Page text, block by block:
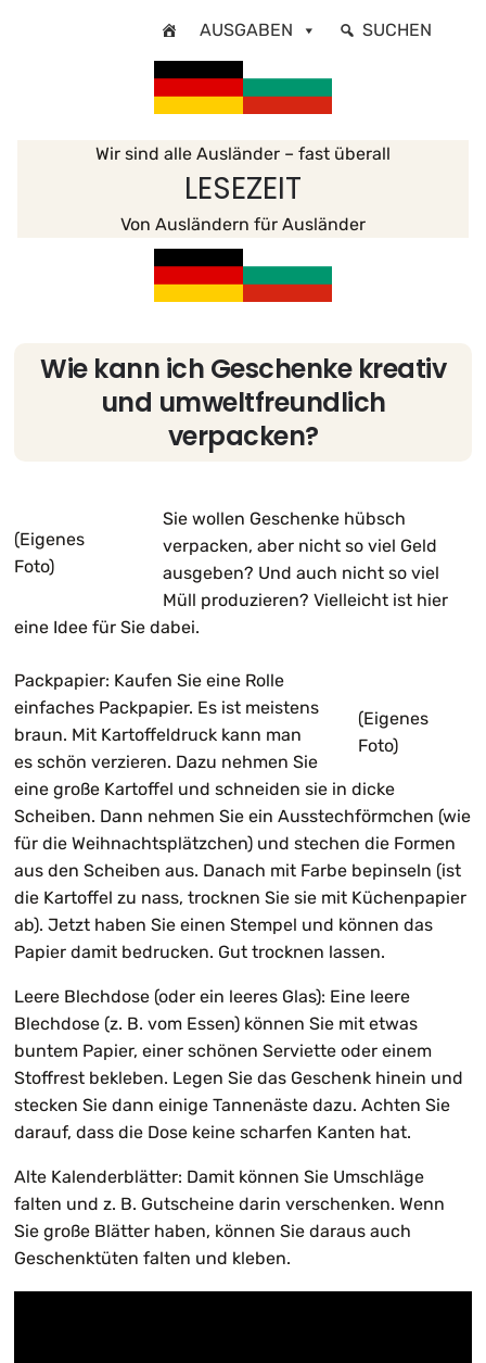
AUSGABEN SUCHEN
Wir sind alle Ausländer – fast überall
LESEZEIT
Von Ausländern für Ausländer
Wie kann ich Geschenke kreativ
und umweltfreundlich
verpacken?
(Eigenes
Foto)
Sie wollen Geschenke hübsch
verpacken, aber nicht so viel Geld
ausgeben? Und auch nicht so viel
Müll produzieren? Vielleicht ist hier
eine Idee für Sie dabei.
(Eigenes
Foto)
Packpapier: Kaufen Sie eine Rolle
einfaches Packpapier. Es ist meistens
braun. Mit Kartoffeldruck kann man
es schön verzieren. Dazu nehmen Sie
eine große Kartoffel und schneiden sie in dicke
Scheiben. Dann nehmen Sie ein Ausstechförmchen (wie
für die Weihnachtsplätzchen) und stechen die Formen
aus den Scheiben aus. Danach mit Farbe bepinseln (ist
die Kartoffel zu nass, trocknen Sie sie mit Küchenpapier
ab). Jetzt haben Sie einen Stempel und können das
Papier damit bedrucken. Gut trocknen lassen.
Leere Blechdose (oder ein leeres Glas): Eine leere
Blechdose (z. B. vom Essen) können Sie mit etwas
buntem Papier, einer schönen Serviette oder einem
Stoffrest bekleben. Legen Sie das Geschenk hinein und
stecken Sie dann einige Tannenäste dazu. Achten Sie
darauf, dass die Dose keine scharfen Kanten hat.
Alte Kalenderblätter: Damit können Sie Umschläge
falten und z. B. Gutscheine darin verschenken. Wenn
Sie große Blätter haben, können Sie daraus auch
Geschenktüten falten und kleben.